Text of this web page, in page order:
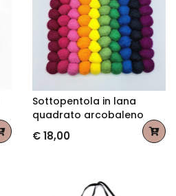
Sottopentola in lana
quadrato arcobaleno
€ 18,00